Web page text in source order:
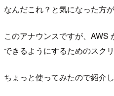
なんだこれ？と気になった方
このアナウンスですが、AWS
できるようにするためのスクリ
ちょっと使ってみたので紹介し